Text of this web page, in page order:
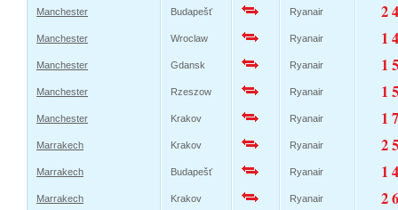
Manchester Budapešť Ryanair 2
Manchester Wroclaw Ryanair 1
Manchester Gdansk Ryanair 1
Manchester Rzeszow Ryanair 1
Manchester Krakov Ryanair 1
Marrakech Krakov Ryanair 2
Marrakech Budapešť Ryanair 1
Marrakech Krakov Ryanair 2